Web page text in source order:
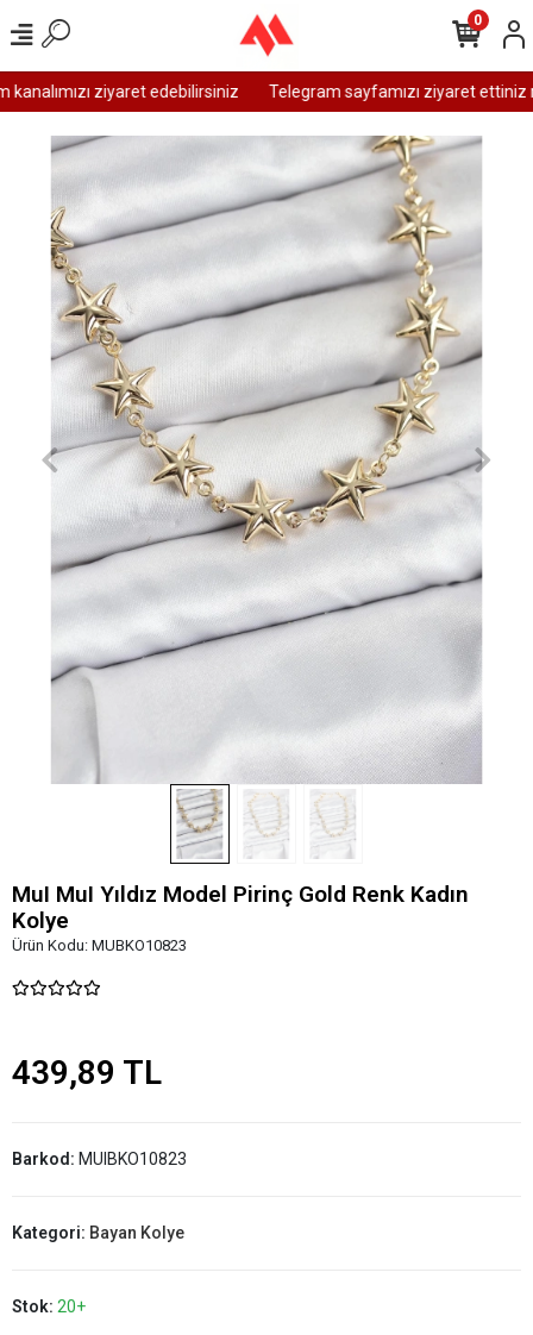
ziyaret edebilirsiniz Telegram sayfamızı ziyaret ettiniz
0
MuI MuI Yıldız Model Pirinç Gold Renk Kadın
Kolye
Ürün Kodu: MUBKO10823
439,89 TL
Barkod: MUIBKO10823
Kategori: Bayan Kolye
Stok: 20+